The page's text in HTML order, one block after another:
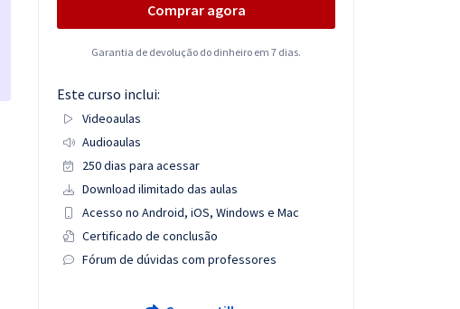
Comprar agora
Garantia de devolução do dinheiro em 7 dias.
Este curso inclui:
Videoaulas
Audioaulas
250 dias para acessar
Download ilimitado das aulas
Acesso no Android, iOS, Windows e Mac
Certificado de conclusão
Fórum de dúvidas com professores